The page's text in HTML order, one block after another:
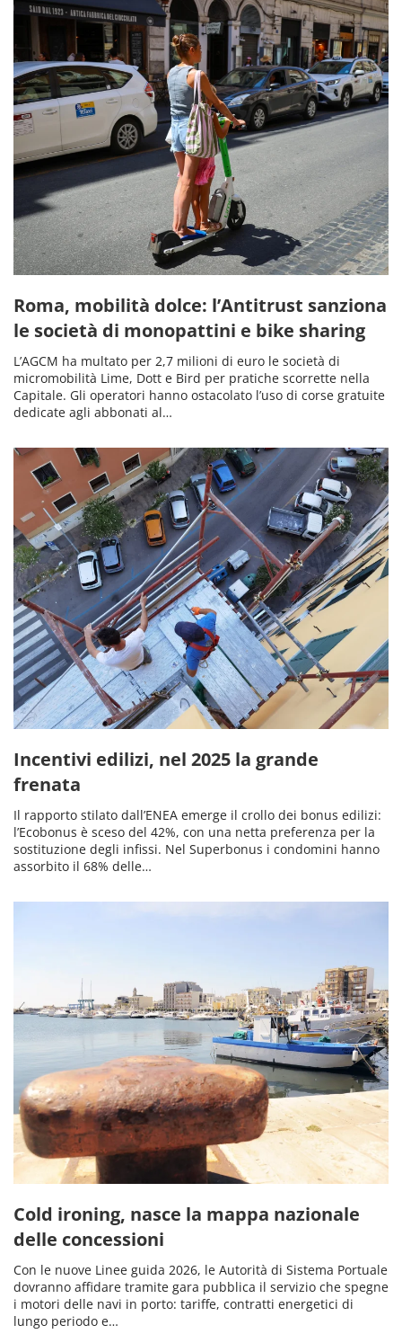
Roma, mobilità dolce: l’Antitrust sanziona
le società di monopattini e bike sharing
L’AGCM ha multato per 2,7 milioni di euro le società di
micromobilità Lime, Dott e Bird per pratiche scorrette nella
Capitale. Gli operatori hanno ostacolato l’uso di corse gratuite
dedicate agli abbonati al…
Incentivi edilizi, nel 2025 la grande
frenata
Il rapporto stilato dall’ENEA emerge il crollo dei bonus edilizi:
l’Ecobonus è sceso del 42%, con una netta preferenza per la
sostituzione degli infissi. Nel Superbonus i condomini hanno
assorbito il 68% delle…
Cold ironing, nasce la mappa nazionale
delle concessioni
Con le nuove Linee guida 2026, le Autorità di Sistema Portuale
dovranno affidare tramite gara pubblica il servizio che spegne
i motori delle navi in porto: tariffe, contratti energetici di
lungo periodo e…